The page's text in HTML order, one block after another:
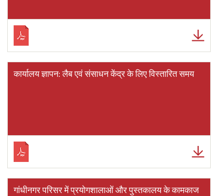
कार्यालय ज्ञापन: लैब एवं संसाधन केंद्र के लिए विस्तारित समय
गांधीनगर परिसर में प्रयोगशालाओं और पुस्तकालय के कामकाज